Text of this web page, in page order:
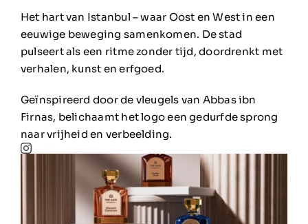
Het hart van Istanbul – waar Oost en West in een
eeuwige beweging samenkomen. De stad
pulseert als een ritme zonder tijd, doordrenkt met
verhalen, kunst en erfgoed.
Geïnspireerd door de vleugels van Abbas ibn
Firnas, belichaamt het logo een gedurfde sprong
naar vrijheid en verbeelding.